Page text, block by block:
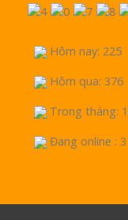
Hôm nay: 225
Hôm qua: 376
Trong tháng:
Đang online : 3